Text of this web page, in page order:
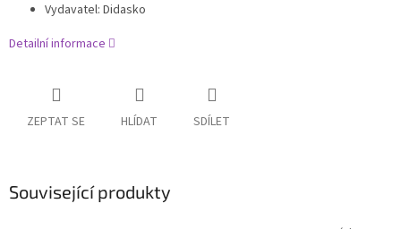
Vydavatel: Didasko
Detailní informace
ZEPTAT SE HLÍDAT SDÍLET
Související produkty